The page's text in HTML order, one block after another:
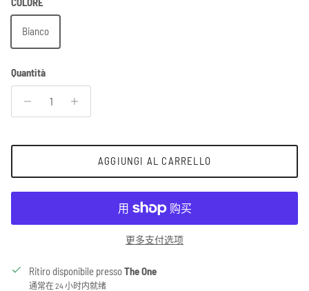
Bianco
Quantità
AGGIUNGI AL CARRELLO
更多支付选项
Ritiro disponibile pressoThe One
通常在 24 小时内就绪